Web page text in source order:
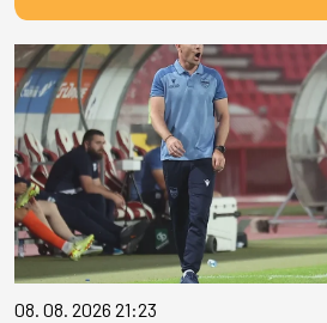
08. 08. 2026 21:23